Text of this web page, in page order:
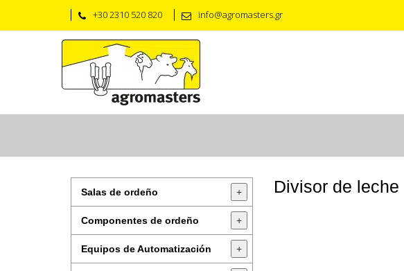
+30 2310 520 820 info@agromasters.gr
Salas de ordeño +
Componentes de ordeño +
Equipos de Automatización +
Divisor de